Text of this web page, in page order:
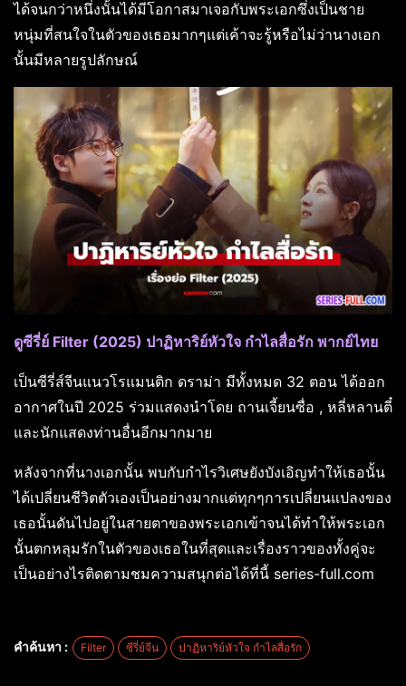
ได้จนกว่าหนึ่งนั้นได้มีโอกาสมาเจอกับพระเอกซึ่งเป็นชาย
หนุ่มที่สนใจในตัวของเธอมากๆแต่เค้าจะรู้หรือไม่ว่านางเอก
นั้นมีหลายรูปลักษณ์
ดูซีรี่ย์ Filter (2025) ปาฏิหาริย์หัวใจ กำไลสื่อรัก พากย์ไทย
เป็นซีรี่ส์จีนแนวโรแมนติก ดราม่า มีทั้งหมด 32 ตอน ได้ออก
อากาศในปี 2025 ร่วมแสดงนำโดย ถานเจี้ยนซื่อ , หลี่หลานตี๋
และนักแสดงท่านอื่นอีกมากมาย
หลังจากที่นางเอกนั้น พบกับกำไรวิเศษยังบังเอิญทำให้เธอนั้น
ได้เปลี่ยนชีวิตตัวเองเป็นอย่างมากแต่ทุกๆการเปลี่ยนแปลงของ
เธอนั้นดันไปอยู่ในสายตาของพระเอกเข้าจนได้ทำให้พระเอก
นั้นตกหลุมรักในตัวของเธอในที่สุดและเรื่องราวของทั้งคู่จะ
เป็นอย่างไรติดตามชมความสนุกต่อได้ที่นี้ series-full.com
คำค้นหา : Filter ซีรี่ย์จีน ปาฏิหาริย์หัวใจ กำไลสื่อรัก